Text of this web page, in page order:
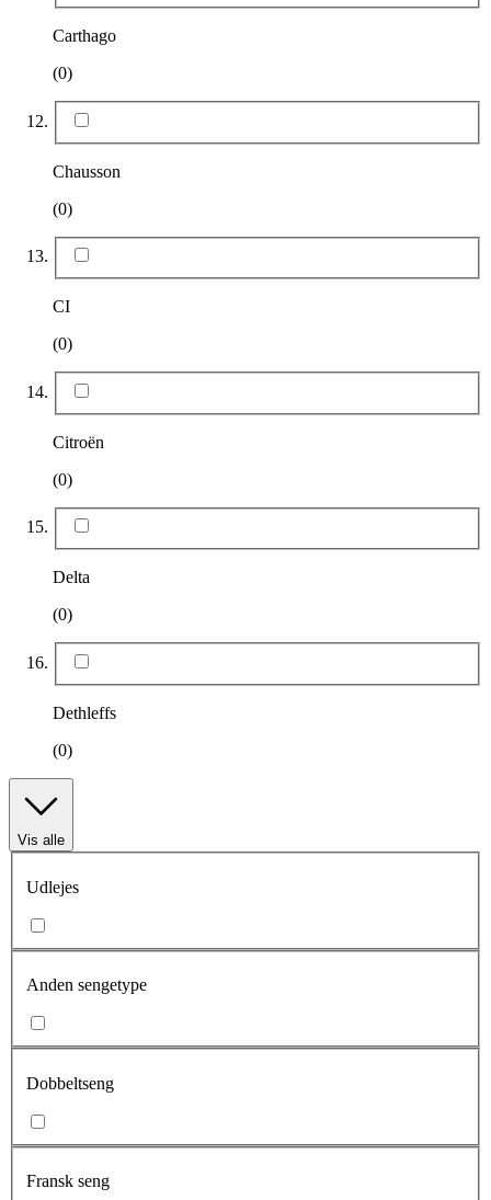
Carthago
(0)
Chausson
(0)
CI
(0)
Citroën
(0)
Delta
(0)
Dethleffs
(0)
Vis alle
Udlejes
Anden sengetype
Dobbeltseng
Fransk seng